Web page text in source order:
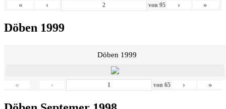
« ‹ von 95 › »
Döben 1999
Döben 1999
« ‹ von 65 › »